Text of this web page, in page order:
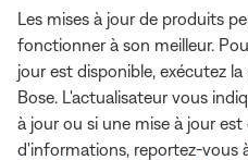
Les mises à jour de produits
fonctionner à son meilleur.
jour est disponible, exécutez la
Bose. L'actualisateur vous
à jour ou si une mise à jour
d'informations, reportez-vous